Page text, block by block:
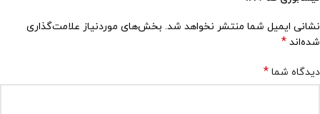
نشانی ایمیل شما منتشر نخواهد شد. بخش‌های موردنیاز علامت‌گذاری
شده‌اند *
دیدگاه شما *